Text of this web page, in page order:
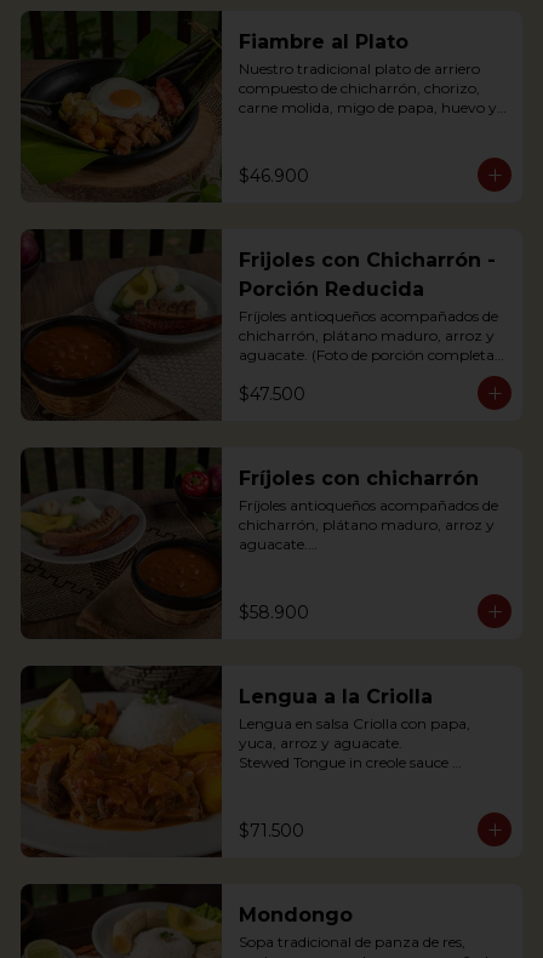
Antioquian bean soup without pork
or meat substances, served with soy
base shredded 'meat', soy based
'sausage', fried plantain, rice, arepa,
corn and avocado. Suitable for Vegans
Fiambre al Plato
Nuestro tradicional plato de arriero
compuesto de chicharrón, chorizo,
carne molida, migo de papa, huevo y
$46.900
Frijoles con Chicharrón -
Porción Reducida
Fríjoles antioqueños acompañados de
chicharrón, plátano maduro, arroz y
aguacate. (Foto de porción completa).
cracklings, white rice, avocado and
$47.500
Fríjoles con chicharrón
Fríjoles antioqueños acompañados de
chicharrón, plátano maduro, arroz y
aguacate.
sweet plantain.
$58.900
Lengua a la Criolla
Lengua en salsa Criolla con papa,
yuca, arroz y aguacate.
Stewed Tongue in creole sauce
$71.500
Mondongo
Sopa tradicional de panza de res,